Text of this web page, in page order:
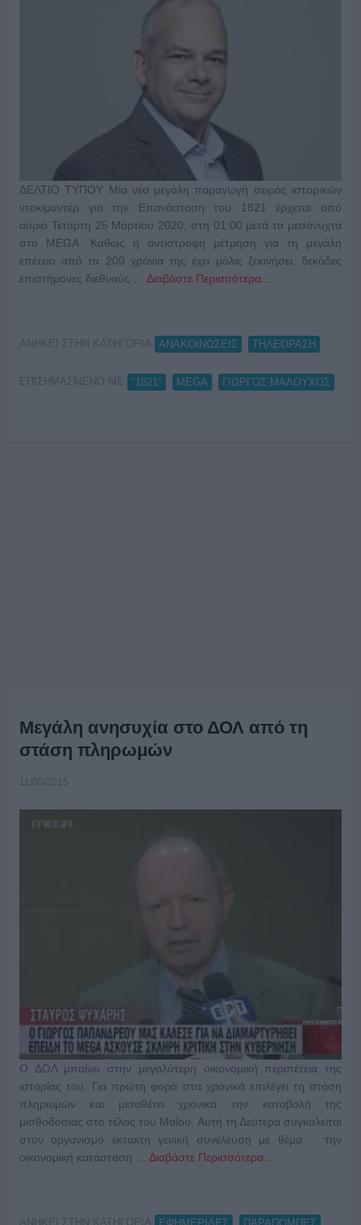
ΔΕΛΤΙΟ ΤΥΠΟΥ Μία νέα μεγάλη παραγωγή σειράς ιστορικών
ντοκιμαντέρ για την Επανάσταση του 1821 έρχεται από
αύριο Τετάρτη 25 Μαρτίου 2020, στη 01:00 μετά τα μεσάνυχτα
στο MEGA. Καθώς η αντίστροφη μέτρηση για τη μεγάλη
επέτειο από τα 200 χρόνια της έχει μόλις ξεκινήσει, δεκάδες
επιστήμονες διεθνούς … Διαβάστε Περισσότερα...
ΑΝΗΚΕΙ ΣΤΗΝ ΚΑΤΗΓΟΡΙΑ: ΑΝΑΚΟΙΝΩΣΕΙΣ ΤΗΛΕΟΡΑΣΗ
ΕΠΙΣΗΜΑΣΜΕΝΟ ΜΕ: "1821" MEGA ΓΙΩΡΓΟΣ ΜΑΛΟΥΧΟΣ
Μεγάλη ανησυχία στο ΔΟΛ από τη
στάση πληρωμών
11/05/2015
Ο ΔΟΛ μπαίνει στην μεγαλύτερη οικονομική περιπέτεια της
ιστορίας του. Για πρώτη φορά στα χρονικά επιλέγει τη στάση
πληρωμών και μεταθέτει χρονικά την καταβολή της
μισθοδοσίας στο τέλος του Μαΐου. Αυτή τη Δεύτερα συγκαλείται
στον οργανισμό έκτακτη γενική συνέλευση με θέμα την
οικονομική κατάσταση … Διαβάστε Περισσότερα...
ΑΝΗΚΕΙ ΣΤΗΝ ΚΑΤΗΓΟΡΙΑ: